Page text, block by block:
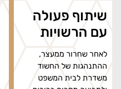
שיתוף פעולה
עם הרשויות
לאחר שחרור ממעצר,
ההתנהגות של החשוד
משדרת לבית המשפט